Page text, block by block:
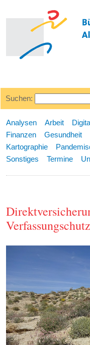
Suchen:
Analysen Arbeit
Finanzen
Gesundheit
Kartographie
Sonstiges
Termine
Verfassungschutz